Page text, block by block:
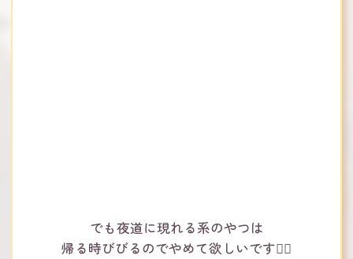
でも夜道に現れる系のやつは
帰る時びびるのでやめて欲しいです🙂‍↕️